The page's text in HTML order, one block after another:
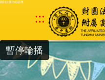
跳到主要內容區塊
:::
暫停輪播